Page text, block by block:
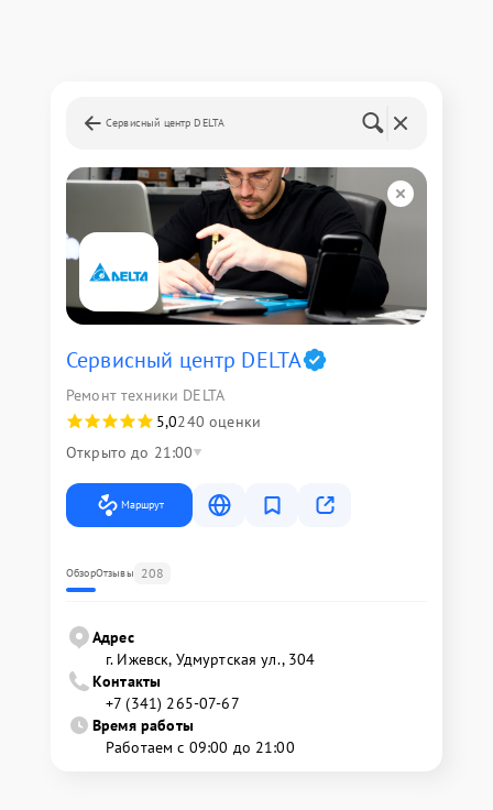
Сервисный центр DELTA
Сервисный центр DELTA
Ремонт техники DELTA
5,0240 оценки
Открыто до 21:00
Маршрут
ОбзорОтзывы 208
Адрес
г. Ижевск, Удмуртская ул., 304
Контакты
+7 (341) 265-07-67
Время работы
Работаем с 09:00 до 21:00